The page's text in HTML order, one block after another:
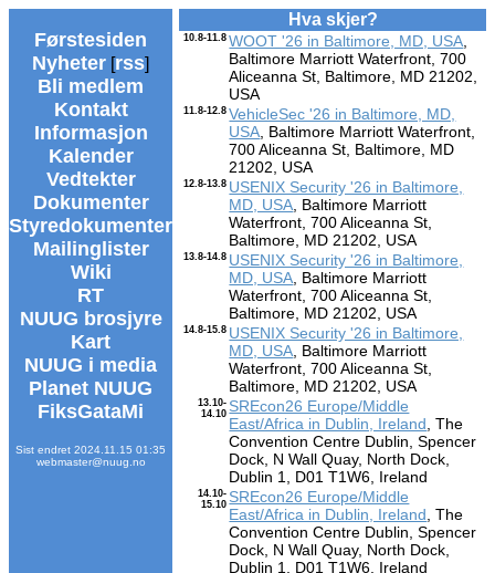
Førstesiden
Nyheter [rss]
Bli medlem
Kontakt
Informasjon
Kalender
Vedtekter
Dokumenter
Styredokumenter
Mailinglister
Wiki
RT
NUUG brosjyre
Kart
NUUG i media
Planet NUUG
FiksGataMi
Sist endret 2024.11.15 01:35
webmaster@nuug.no
Hva skjer?
10.8-11.8 WOOT '26 in Baltimore, MD, USA
Baltimore Marriott Waterfront, 700
Aliceanna St, Baltimore, MD 21202,
USA
11.8-12.8 VehicleSec '26 in Baltimore, MD,
USA , Baltimore Marriott Waterfront,
700 Aliceanna St, Baltimore, MD
21202, USA
12.8-13.8 USENIX Security '26 in Baltimore,
MD, USA , Baltimore Marriott
Waterfront, 700 Aliceanna St,
Baltimore, MD 21202, USA
13.8-14.8 USENIX Security '26 in Baltimore,
MD, USA , Baltimore Marriott
Waterfront, 700 Aliceanna St,
Baltimore, MD 21202, USA
14.8-15.8 USENIX Security '26 in Baltimore,
MD, USA , Baltimore Marriott
Waterfront, 700 Aliceanna St,
Baltimore, MD 21202, USA
13.10-
14.10 SREcon26 Europe/Middle
East/Africa in Dublin, Ireland , The
Convention Centre Dublin, Spencer
Dock, N Wall Quay, North Dock,
Dublin 1, D01 T1W6, Ireland
14.10-
15.10 SREcon26 Europe/Middle
East/Africa in Dublin, Ireland , The
Convention Centre Dublin, Spencer
Dock, N Wall Quay, North Dock,
Dublin 1, D01 T1W6, Ireland